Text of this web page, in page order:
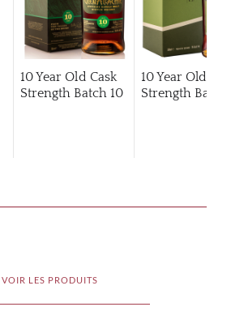
10 Year Old Cask
Strength Batch 10
10 Year Old
Strength Batch
VOIR LES PRODUITS